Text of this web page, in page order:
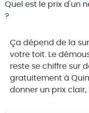
Quel est le prix d'un
?
Ça dépend de la
votre toit. Le
reste se chiffre sur
gratuitement à
donner un prix